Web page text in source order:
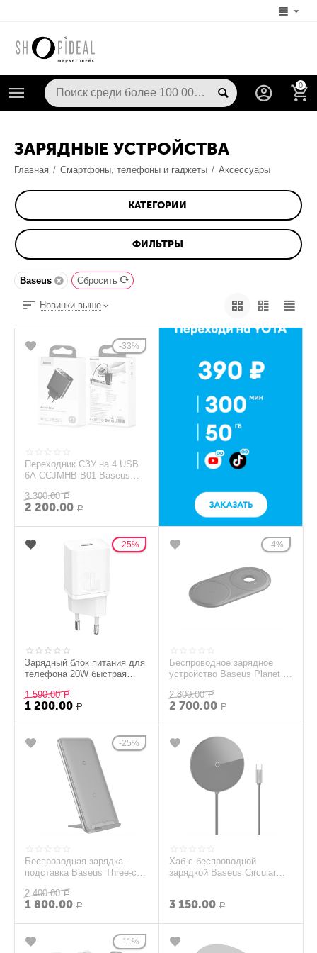
0
ЗАРЯДНЫЕ УСТРОЙСТВА
Главная / Смартфоны, телефоны и гаджеты / Аксессуары
КАТЕГОРИИ
ФИЛЬТРЫ
Baseus Сбросить
Новинки выше
33%
Переходник СЗУ на 4 USB
6A CCJMHB-B01 Baseus
3 300.00 Р
2 200.00 Р
25%
Зарядный блок питания для
телефона 20W быстрая
Type-C Baseu...
1 590.00 Р
1 200.00 Р
4%
Беспроводное зарядное
устройство Baseus Planet 2
Charger...
2 800.00 Р
2 700.00 Р
25%
Беспроводная зарядка-
подставка Baseus Three-coil
2 400.00 Р
1 800.00 Р
Хаб с беспроводной
зарядкой Baseus Circular
3 150.00 Р
11%